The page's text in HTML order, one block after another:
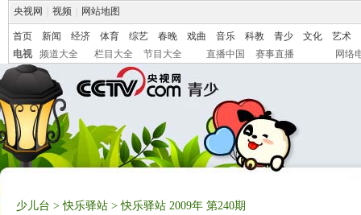
央视网 视频 网站地图
首页 新闻 经济 体育 综艺 春晚 戏曲 音乐 科教 青少 文化
艺术
电视
频道大全 栏目大全 节目大全 直播中国 赛事直播 网络
少儿台 >快乐驿站 > 快乐驿站 2009年 第240期